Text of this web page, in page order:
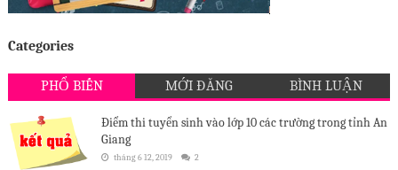
Categories
PHỔ BIẾN MỚI ĐĂNG BÌNH LUẬN
Điểm thi tuyển sinh vào lớp 10 các trường trong tỉnh An
Giang
tháng 6 12, 2019 2